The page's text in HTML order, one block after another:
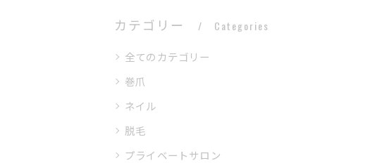
カテゴリー Categories
全てのカテゴリー
巻爪
ネイル
脱毛
プライベートサロン